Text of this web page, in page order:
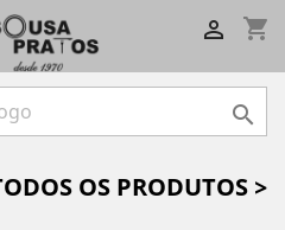
shopping_cart


OS PRODUTOS >